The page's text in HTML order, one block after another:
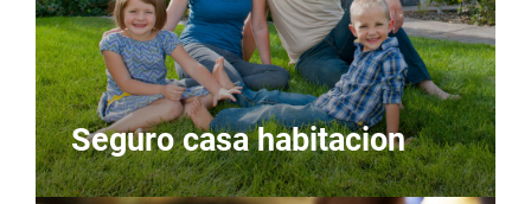
Seguro casa habitacion